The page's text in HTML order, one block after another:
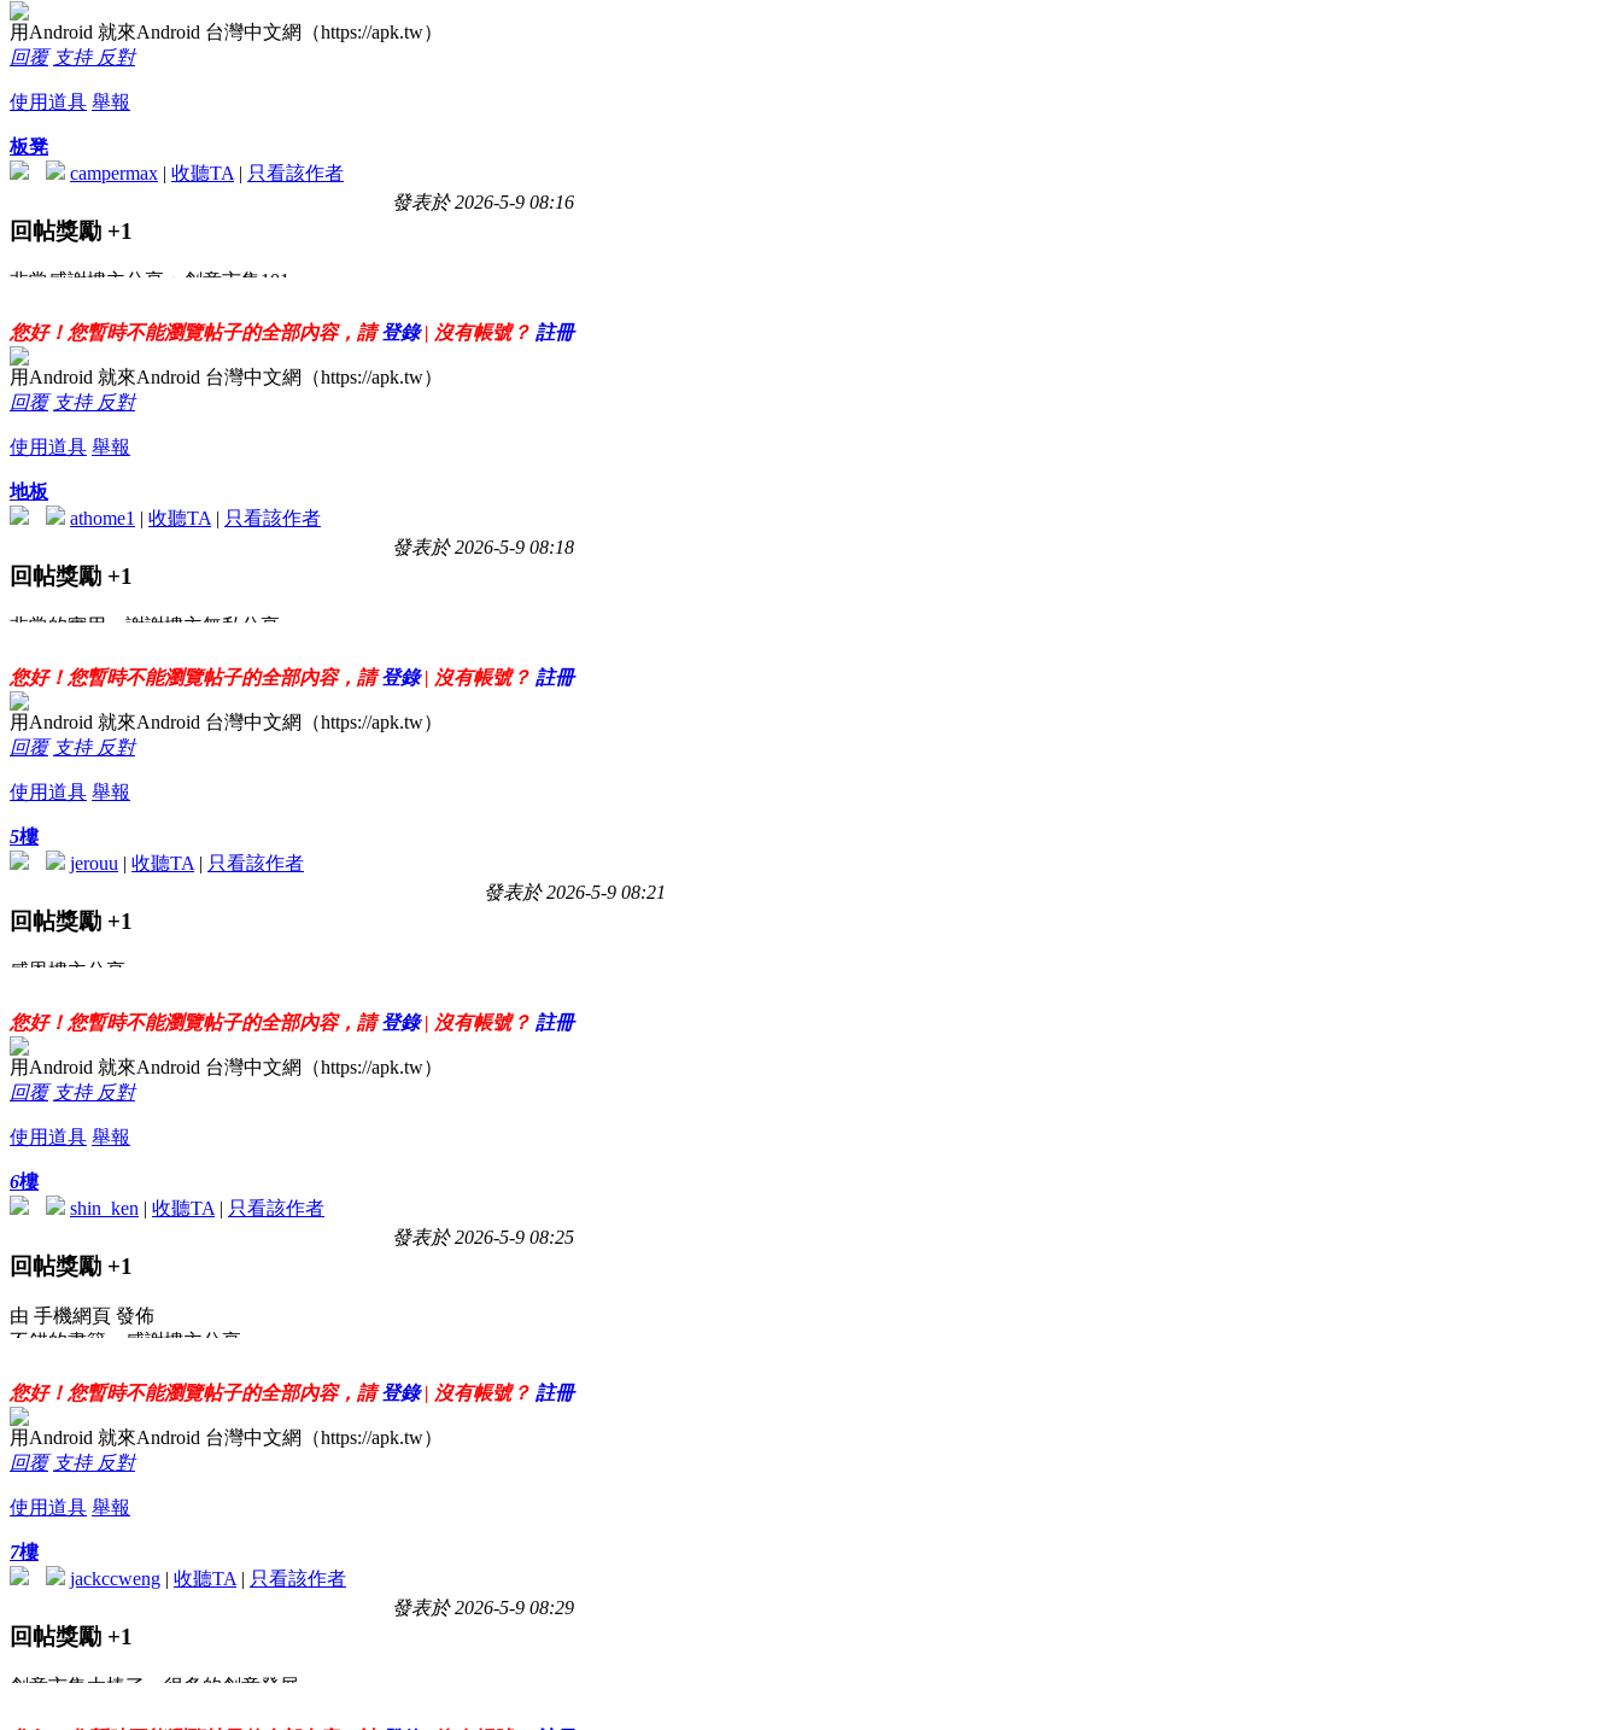
用Android 就來Android 台灣中文網（https://apk.tw）
回覆 支持 反對
使用道具 舉報
板凳
campermax | 收聽TA | 只看該作者
發表於 2026-5-9 08:16
回帖獎勵 +1
非常感謝樓主分享：創意市集101
您好！您暫時不能瀏覽帖子的全部內容，請登錄 | 沒有帳號？ 註冊
用Android 就來Android 台灣中文網（https://apk.tw）
回覆 支持 反對
使用道具 舉報
地板
athome1 | 收聽TA | 只看該作者
發表於 2026-5-9 08:18
回帖獎勵 +1
非常的實用，謝謝樓主無私分享~
您好！您暫時不能瀏覽帖子的全部內容，請登錄 | 沒有帳號？ 註冊
用Android 就來Android 台灣中文網（https://apk.tw）
回覆 支持 反對
使用道具 舉報
5樓
jerouu | 收聽TA | 只看該作者
發表於 2026-5-9 08:21
回帖獎勵 +1
感恩樓主分享
您好！您暫時不能瀏覽帖子的全部內容，請登錄 | 沒有帳號？ 註冊
用Android 就來Android 台灣中文網（https://apk.tw）
回覆 支持 反對
使用道具 舉報
6樓
shin_ken | 收聽TA | 只看該作者
發表於 2026-5-9 08:25
回帖獎勵 +1
由 手機網頁 發佈
不錯的書籍，感謝樓主分享
您好！您暫時不能瀏覽帖子的全部內容，請登錄 | 沒有帳號？ 註冊
用Android 就來Android 台灣中文網（https://apk.tw）
回覆 支持 反對
使用道具 舉報
7樓
jackccweng | 收聽TA | 只看該作者
發表於 2026-5-9 08:29
回帖獎勵 +1
創意市集太棒了，很多的創意發展